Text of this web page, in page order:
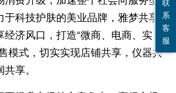
科技护肤的美业品牌，雅梦共享
济风口，打造“微商、电商、实
模式，切实实现店铺共享，仪器共
享。
系
客
服